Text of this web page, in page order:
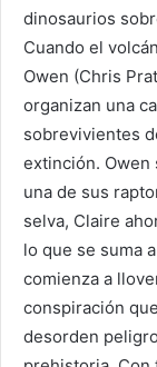
dinosaurios
Cuando el
Owen (Chris
organizan una
sobrevivientes
extinción. Owen
una de sus
selva, Claire
lo que se suma
comienza a
conspiración
desorden